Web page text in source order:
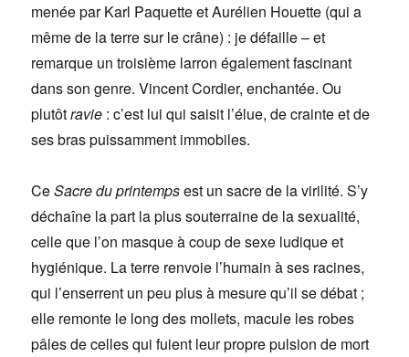
menée par Karl Paquette et Aurélien Houette (qui a
même de la terre sur le crâne) : je défaille – et
remarque un troisième larron également fascinant
dans son genre. Vincent Cordier, enchantée. Ou
plutôtravie : c’est lui qui saisit l’élue, de crainte et de
ses bras puissamment immobiles.
CeSacre du printempsest un sacre de la virilité. S’y
déchaîne la part la plus souterraine de la sexualité,
celle que l’on masque à coup de sexe ludique et
hygiénique. La terre renvoie l’humain à ses racines,
qui l’enserrent un peu plus à mesure qu’il se débat ;
elle remonte le long des mollets, macule les robes
pâles de celles qui fuient leur propre pulsion de mort